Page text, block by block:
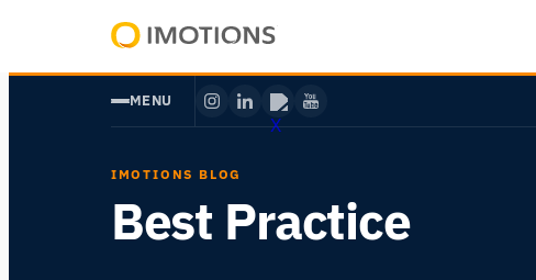
を
Human
MENU
IMOTIONS BLOG
Best Practice